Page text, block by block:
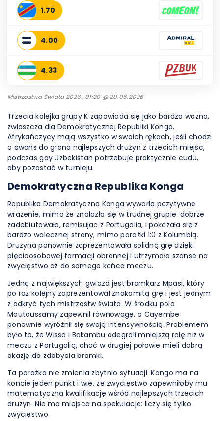
1.70
4.00
4.33
Mistrzostwa Świata 2026 , 01:30 @ 28.06.2026
Trzecia kolejka grupy K zapowiada się jako bardzo ważna,
zwłaszcza dla Demokratycznej Republiki Konga.
Afrykańczycy mają wszystko w swoich rękach, jeśli chodzi
o awans do grona najlepszych drużyn z trzecich miejsc,
podczas gdy Uzbekistan potrzebuje praktycznie cudu,
aby pozostać w turnieju.
Demokratyczna Republika Konga
Republika Demokratyczna Konga wywarła pozytywne
wrażenie, mimo że znalazła się w trudnej grupie: dobrze
zadebiutowała, remisując z Portugalią, i pokazała się z
bardzo walecznej strony, mimo porażki 1:0 z Kolumbią.
Drużyna ponownie zaprezentowała solidną grę dzięki
pięcioosobowej formacji obronnej i utrzymała szanse na
zwycięstwo aż do samego końca meczu.
Jedną z największych gwiazd jest bramkarz Mpasi, który
po raz kolejny zaprezentował znakomitą grę i jest jednym
z odkryć tych mistrzostw świata. W środku pola
Moutoussamy zapewnił równowagę, a Cayembe
ponownie wyróżnił się swoją intensywnością. Problemem
było to, że Wissa i Bakambu odegrali mniejszą rolę niż w
meczu z Portugalią, choć w drugiej połowie mieli dobrą
okazję do zdobycia bramki.
Ta porażka nie zmienia zbytnio sytuacji. Kongo ma na
koncie jeden punkt i wie, że zwycięstwo zapewniłoby mu
matematyczną kwalifikację wśród najlepszych trzecich
drużyn. Nie ma miejsca na spekulacje: liczy się tylko
zwycięstwo.